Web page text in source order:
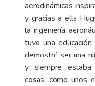
aerodinámicas
y gracias a ella
la ingeniería
tuvo una
demostró ser una
y siempre estaba
cosas, como unos